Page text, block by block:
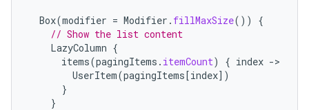
Box(modifier = Modifier . fillMaxSize())
{
// Show the list content
LazyColumn {
items(pagingItems . itemCount) { index ->
UserItem(pagingItems[index] )
}
}